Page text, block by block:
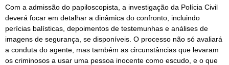
Com a admissão do papiloscopista, a investigação da Polícia Civil
deverá focar em detalhar a dinâmica do confronto, incluindo
perícias balísticas, depoimentos de testemunhas e análises de
imagens de segurança, se disponíveis. O processo não só avaliará
a conduta do agente, mas também as circunstâncias que levaram
os criminosos a usar uma pessoa inocente como escudo, e o que